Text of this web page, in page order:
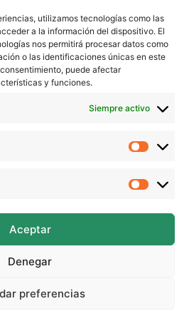
utilizamos tecnologías como las
a la información del dispositivo. El
nos permitirá procesar datos como
o las identificaciones únicas en este
puede afectar
y funciones.
Siempre activo
Aceptar
Denegar
preferencias
tutoriales los puedes ver en
hacer el tripulante rojo cuando
te dejo el link aquí:
beekrafty/
beekrafty_es
beekrafty_
este video!